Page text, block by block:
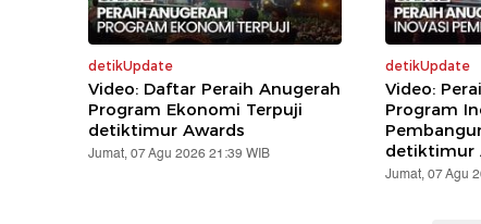
detikUpdate
Video: Daftar Peraih Anugerah
Program Ekonomi Terpuji
detiktimur Awards
Jumat, 07 Agu 2026 21:39 WIB
detikUpdate
Video:
Program
detiktimur
Jumat, 07 Agu